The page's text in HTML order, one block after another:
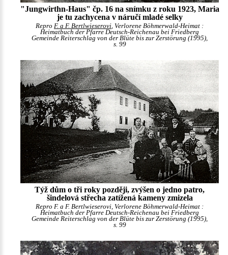
"Jungwirthn-Haus" čp. 16 na snímku z roku 1923, Maria
je tu zachycena v náručí mladé selky
Repro F. a F. Bertlwieserovi, Verlorene Böhmerwald-Heimat :
Heimatbuch der Pfarre Deutsch-Reichenau bei Friedberg
Gemeinde Reiterschlag von der Blüte bis zur Zerstörung (1995),
s. 99
Týž dům o tři roky později, zvýšen o jedno patro,
šindelová střecha zatížená kameny zmizela
Repro F. a F. Bertlwieserovi, Verlorene Böhmerwald-Heimat :
Heimatbuch der Pfarre Deutsch-Reichenau bei Friedberg
Gemeinde Reiterschlag von der Blüte bis zur Zerstörung (1995),
s. 99